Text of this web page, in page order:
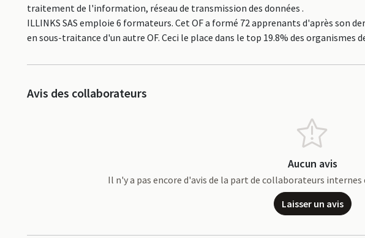
traitement de l'information, réseau de transmission des données .
ILLINKS SAS emploie 6 formateurs. Cet OF a formé 72 apprenants d'après son
en sous-traitance d'un autre OF. Ceci le place dans le top 19.8% des
Avis des collaborateurs
Aucun avis
Il n'y a pas encore d'avis de la part de collaborateurs internes
Laisser un avis